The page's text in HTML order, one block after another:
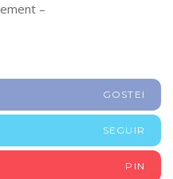
–
GOSTEI
SEGUIR
PIN